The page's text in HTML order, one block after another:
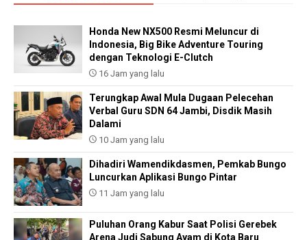
Honda New NX500 Resmi Meluncur di
Indonesia, Big Bike Adventure Touring
dengan Teknologi E-Clutch
16 Jam yang lalu
Terungkap Awal Mula Dugaan Pelecehan
Verbal Guru SDN 64 Jambi, Disdik Masih
Dalami
10 Jam yang lalu
Dihadiri Wamendikdasmen, Pemkab Bungo
Luncurkan Aplikasi Bungo Pintar
11 Jam yang lalu
Puluhan Orang Kabur Saat Polisi Gerebek
Arena Judi Sabung Ayam di Kota Baru